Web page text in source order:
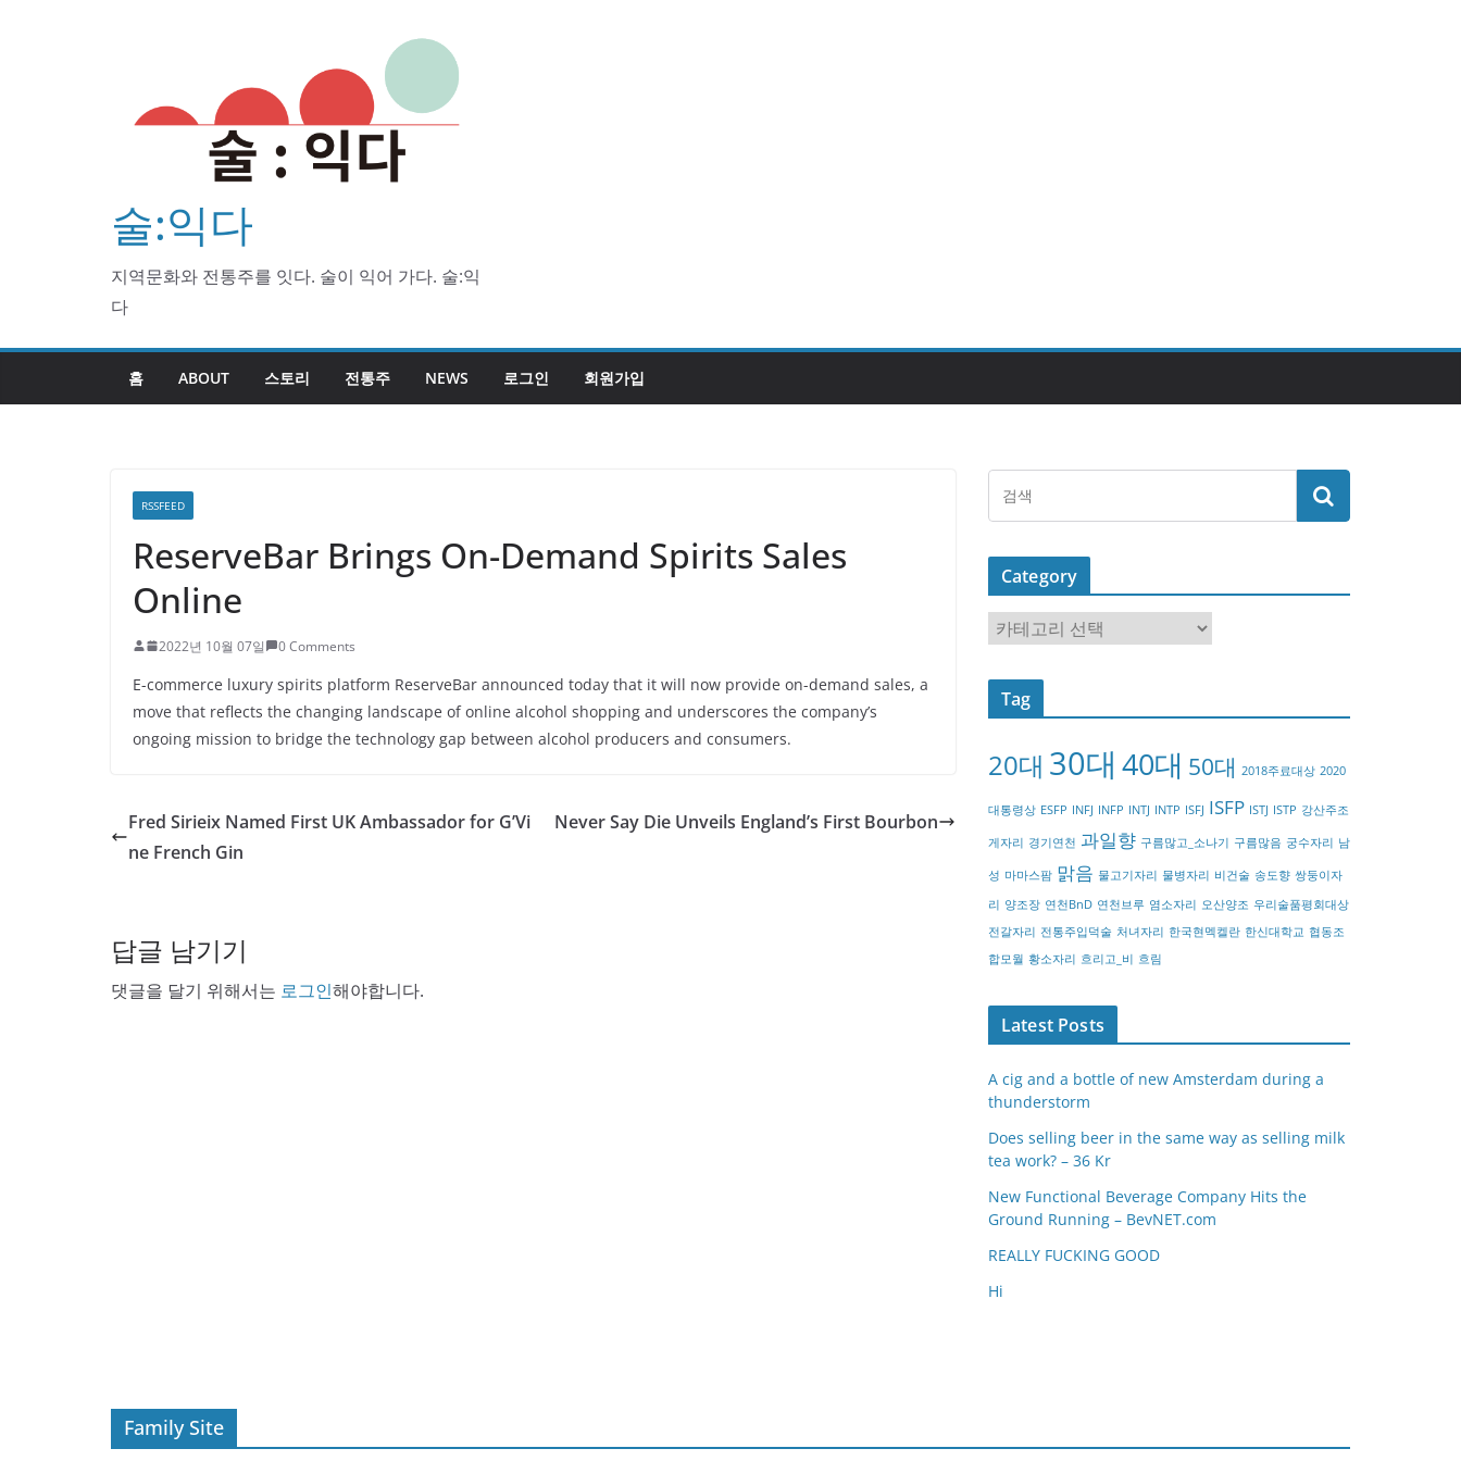
술:익다
지역문화와 전통주를 잇다. 술이 익어 가다. 술:익
다
홈 ABOUT 스토리 전통주 NEWS 로그인 회원가입
RSSFEED
ReserveBar Brings On-Demand Spirits Sales
Online
2022년 10월 07일 0 Comments
E-commerce luxury spirits platform ReserveBar announced today that it will now provide on-demand sales, a
move that reflects the changing landscape of online alcohol shopping and underscores the company’s
ongoing mission to bridge the technology gap between alcohol producers and consumers.
Fred Sirieix Named First UK Ambassador for G’Vi
ne French Gin
Never Say Die Unveils England’s First Bourbon
답글 남기기
댓글을 달기 위해서는 로그인해야합니다.
Category
a
t
o
y
Tag
20대 30대 40대 50대 2018주료대상 2020
대통령상 ESFP INFJ INFP INTJ INTP ISFJ ISFP ISTJ ISTP 강산주조
게자리 경기연천 과일향 구름많고_소나기 구름많음 궁수자리 남
성 마마스팜 맑음 물고기자리 물병자리 비건술 송도향 쌍둥이자
리 양조장 연천BnD 연천브루 염소자리 오산양조 우리술품평회대상
전갈자리 전통주입덕술 처녀자리 한국현멕켈란 한신대학교 협동조
합모월 황소자리 흐리고_비 흐림
Latest Posts
A cig and a bottle of new Amsterdam during a
thunderstorm
Does selling beer in the same way as selling milk
tea work? – 36 Kr
New Functional Beverage Company Hits the
Ground Running – BevNET.com
REALLY FUCKING GOOD
Hi
Family Site